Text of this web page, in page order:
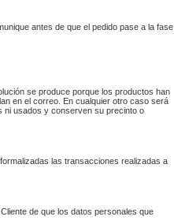
antes de que el pedido pase a la fase
se produce porque los productos han
en el correo. En cualquier otro caso será
ni usados y conserven su precinto o
las transacciones realizadas a
de que los datos personales que